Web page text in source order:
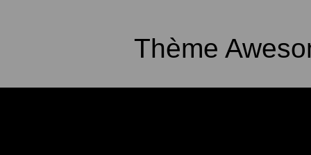
Thème